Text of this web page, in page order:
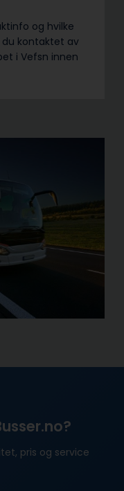
og hvilke
du kontaktet av
i Vefsn innen
pris og service